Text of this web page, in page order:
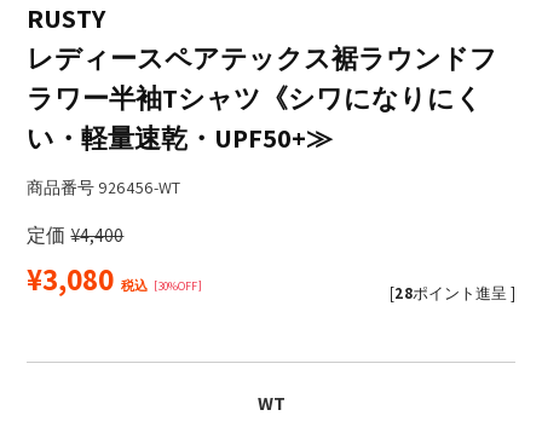
RUSTY
レディースペアテックス裾ラウンドフ
ラワー半袖Tシャツ《シワになりにく
い・軽量速乾・UPF50+≫
商品番号 926456-WT
定価 ¥4,400
30%OFF
¥3,080 税込 [28ポイント進呈 ]
WT